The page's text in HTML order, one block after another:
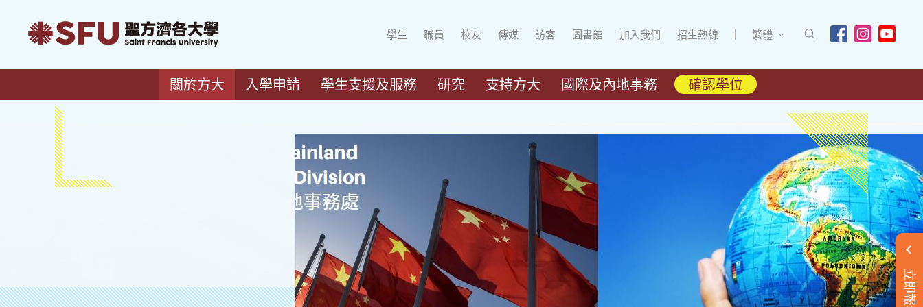
學生 職員 校友 傳媒 訪客 圖書館 加入我們 招生熱線 繁體
關於方大 入學申請 學生支援及服務 研究 支持方大 國際及內地事務 確認學位
立即報名